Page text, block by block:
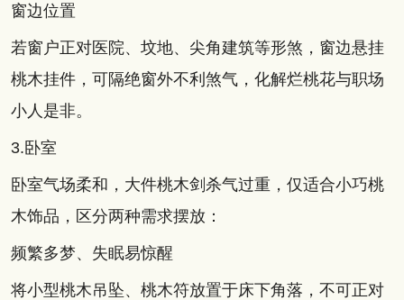
窗边位置
若窗户正对医院、坟地、尖角建筑等形煞，窗边悬挂
桃木挂件，可隔绝窗外不利煞气，化解烂桃花与职场
小人是非。
3.卧室
卧室气场柔和，大件桃木剑杀气过重，仅适合小巧桃
木饰品，区分两种需求摆放：
频繁多梦、失眠易惊醒
将小型桃木吊坠、桃木符放置于床下角落，不可正对